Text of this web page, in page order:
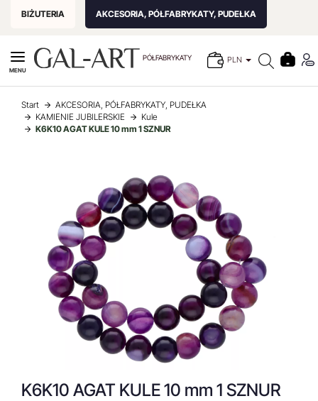
BIŻUTERIA AKCESORIA, PÓŁFABRYKATY, PUDEŁKA
PÓŁFABRYKATY PLN
MENU
Start
AKCESORIA, PÓŁFABRYKATY, PUDEŁKA
KAMIENIE JUBILERSKIE
Kule
K6K10 AGAT KULE 10 mm 1 SZNUR
K6K10 AGAT KULE 10 mm 1 SZNUR